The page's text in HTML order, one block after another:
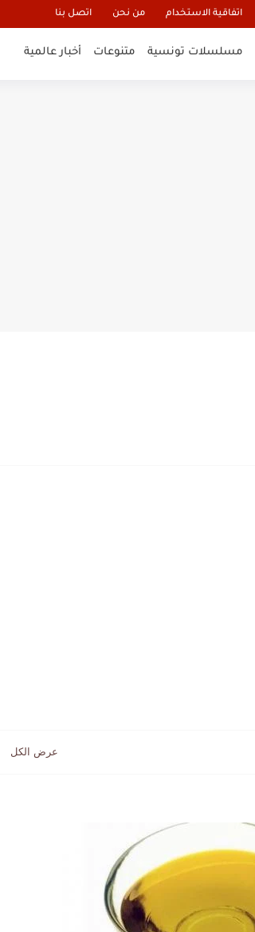
اتفاقية الاستخدام من نحن اتصل بنا
مسلسلات تونسية متنوعات أخبار عالمية